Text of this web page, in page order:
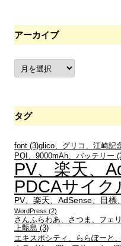
アーカイブ
ア
ー
ブ
タグ
font (3)glico、グリコ、江崎記
PQI、9000mAh、バッテリー
PV、楽天、
PDCAサイク
PV、楽天、AdSense、目標
WordPress (2)
さんふらわあ、さつま、フェ
上甑島 (3)
エキスポシティ、ららぽーと